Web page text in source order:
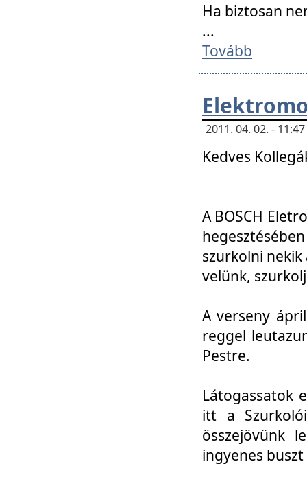
Ha biztosan
...
Tovább
2011. 04. 02. -
Kedves
A BOSCH
szurkolni
velünk,
A verseny
reggel
Pestre.
Látogassatok
itt a
összejövünk
ingyenes